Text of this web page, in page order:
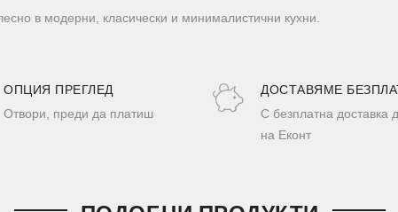
в модерни, класически и минималистични кухни.
ОПЦИЯ ПРЕГЛЕД
Отвори, преди да платиш
ДОСТАВЯМЕ
С безплатна доставка
на Еконт